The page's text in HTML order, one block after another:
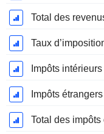
Total des
Taux
Impôts
Impôts
Total des impôts